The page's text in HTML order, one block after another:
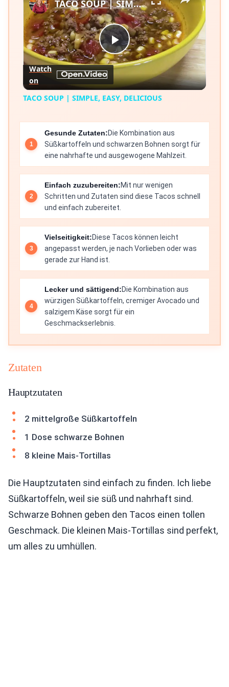
Play
Video
TACO SOUP | SIMPLE, EASY, DELICIOUS
Watch
on
TACO SOUP | SIMPLE, EASY, DELICIOUS
Gesunde Zutaten:Die Kombination aus
Süßkartoffeln und schwarzen Bohnen sorgt für
eine nahrhafte und ausgewogene Mahlzeit.
Einfach zuzubereiten:Mit nur wenigen
Schritten und Zutaten sind diese Tacos schnell
und einfach zubereitet.
Vielseitigkeit:Diese Tacos können leicht
angepasst werden, je nach Vorlieben oder was
gerade zur Hand ist.
Lecker und sättigend:Die Kombination aus
würzigen Süßkartoffeln, cremiger Avocado und
salzigem Käse sorgt für ein
Geschmackserlebnis.
Zutaten
Hauptzutaten
2 mittelgroße Süßkartoffeln
1 Dose schwarze Bohnen
8 kleine Mais-Tortillas
Die Hauptzutaten sind einfach zu finden. Ich liebe
Süßkartoffeln, weil sie süß und nahrhaft sind.
Schwarze Bohnen geben den Tacos einen tollen
Geschmack. Die kleinen Mais-Tortillas sind perfekt,
um alles zu umhüllen.